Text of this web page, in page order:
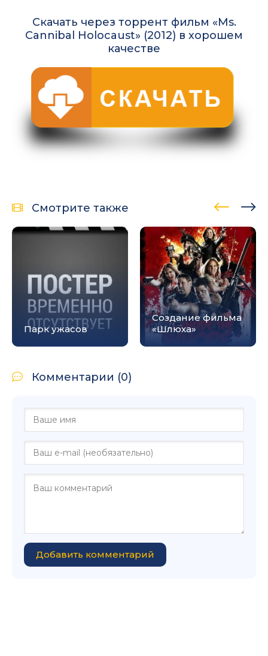
Скачать через торрент фильм «Ms.
Cannibal Holocaust» (2012) в хорошем
качестве
Смотрите также
Парк ужасов
Создание фильма
«Шлюха»
Комментарии (0)
Добавить комментарий